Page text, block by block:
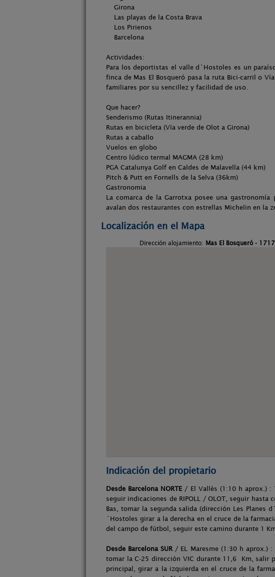
Girona
Las playas de la Costa Brava
Los Pirienos
Barcelona
Actividades:
Para los deportistas el valle d´Hostoles es un
finca de Mas El Bosqueró pasa la ruta Bici-carril o
familiares por su sencillez y facilidad de uso.
Que hacer?
Senderismo (Rutas Itinerannia)
Rutas en bicicleta (Vía verde de Olot a Girona)
Rutas a caballo
Vuelos en globo
Centro lúdico termal MAGMA (28 km)
PGA Catalunya Golf en Caldes de Malavella (44 km)
Pitch & Putt en Fornells de la Selva (36km)
Gastronomia
La comarca de la Garrotxa posee una gastronomía
avalan dos restaurantes con estrellas Michelin en la
Localización en el Mapa
Dirección alojamiento: Mas El Bosqueró -
Indicación del propietario
Desde Barcelona NORTE/ El Vallès (1:10 h aprox.) :
seguir indicaciones de RIPOLL / OLOT, seguir
Bas, tomar la segunda salida (dirección Les Planes
´Hostoles girar a la derecha en el cruce de la
del campo de fútbol, seguir este camino durante 1
Desde Barcelona SUR/ EL Maresme (1:30 h aprox.) :
tomar la C-25 dirección VIC durante 11,6 Km, salir
principal, girar a la izquierda en el cruce de la